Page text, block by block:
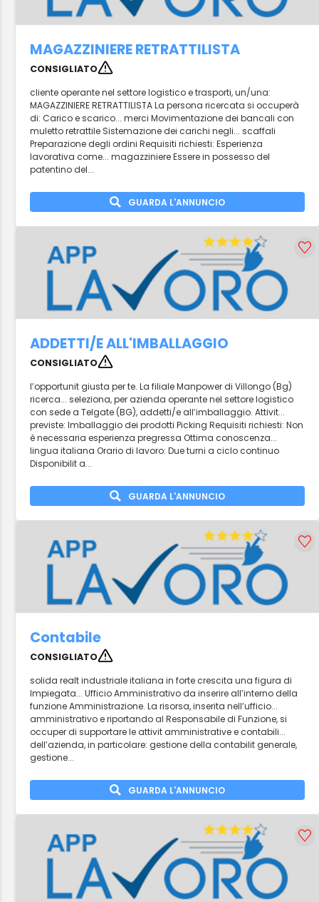
MAGAZZINIERE RETRATTILISTA
CONSIGLIATO
cliente operante nel settore logistico e trasporti, un/una:
MAGAZZINIERE RETRATTILISTA La persona ricercata si occuperà
di: Carico e scarico... merci Movimentazione dei bancali con
muletto retrattile Sistemazione dei carichi negli... scaffali
Preparazione degli ordini Requisiti richiesti: Esperienza
lavorativa come... magazziniere Essere in possesso del
patentino del...
GUARDA L'ANNUNCIO
ADDETTI/E ALL'IMBALLAGGIO
CONSIGLIATO
l’opportunit giusta per te. La filiale Manpower di Villongo (Bg)
ricerca... seleziona, per azienda operante nel settore logistico
con sede a Telgate (BG), addetti/e all’imballaggio. Attivit...
previste: Imballaggio dei prodotti Picking Requisiti richiesti: Non
è necessaria esperienza pregressa Ottima conoscenza...
lingua italiana Orario di lavoro: Due turni a ciclo continuo
Disponibilit a...
GUARDA L'ANNUNCIO
Contabile
CONSIGLIATO
solida realt industriale italiana in forte crescita una figura di
Impiegata... Ufficio Amministrativo da inserire all’interno della
funzione Amministrazione. La risorsa, inserita nell’ufficio...
amministrativo e riportando al Responsabile di Funzione, si
occuper di supportare le attivit amministrative e contabili...
dell’azienda, in particolare: gestione della contabilit generale,
gestione...
GUARDA L'ANNUNCIO